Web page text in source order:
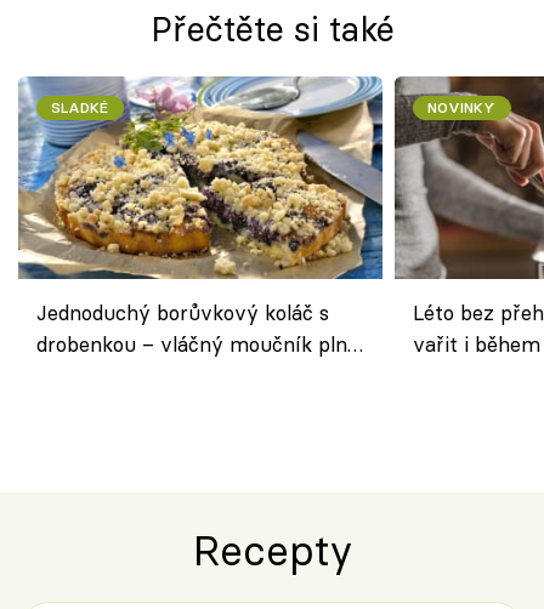
Přečtěte si také
SLADKÉ
Jednoduchý borůvkový koláč s
drobenkou – vláčný moučník plný
NOVINKY
Léto bez
vařit i
Recepty